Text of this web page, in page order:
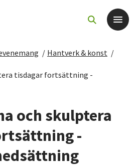
evenemang
/ Hantverk & konst /
tisdagar fortsättning -
och skulptera
-